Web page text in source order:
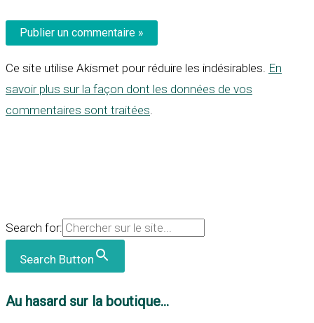
Ce site utilise Akismet pour réduire les indésirables. En
savoir plus sur la façon dont les données de vos
commentaires sont traitées
Search for:
Search Button
Au hasard sur la boutique...